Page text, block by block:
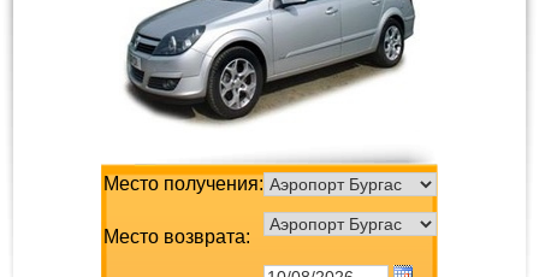
Место получения:
Место возврата: